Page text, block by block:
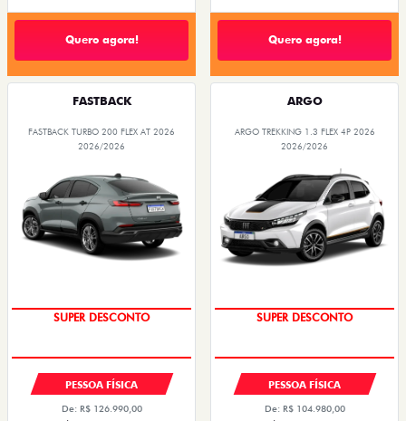
Quero agora! Quero agora!
FASTBACK
FASTBACK TURBO 200 FLEX AT 2026
2026/2026
SUPER DESCONTO
PESSOA FÍSICA
De: R$ 126.990,00
ARGO
ARGO TREKKING 1.3 FLEX 4P 2026
2026/2026
SUPER DESCONTO
PESSOA FÍSICA
De: R$ 104.980,00